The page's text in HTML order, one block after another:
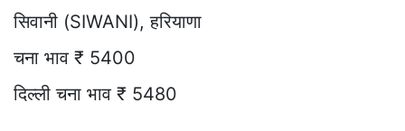
सिवानी (SIWANI), हरियाणा
चना भाव ₹ 5400
दिल्ली चना भाव ₹ 5480